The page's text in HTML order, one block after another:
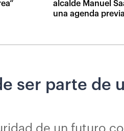
alcalde Manuel
una agenda
ser parte
de un futuro